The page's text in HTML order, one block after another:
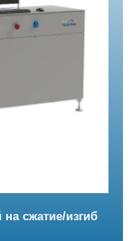
сжатие/изгиб